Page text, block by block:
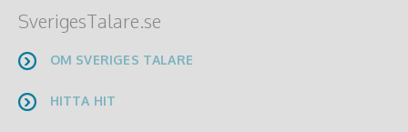
SverigesTalare.se
OM SVERIGES TALARE
HITTA HIT